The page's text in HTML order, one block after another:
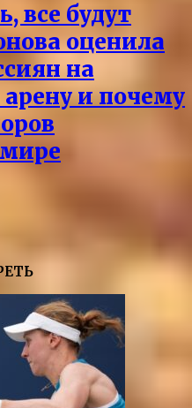
все будут
оценила
на
и почему